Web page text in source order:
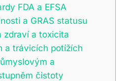
FDA a EFSA
a GRAS statusu
zdraví a toxicita
a trávicích potížích
a
čistoty